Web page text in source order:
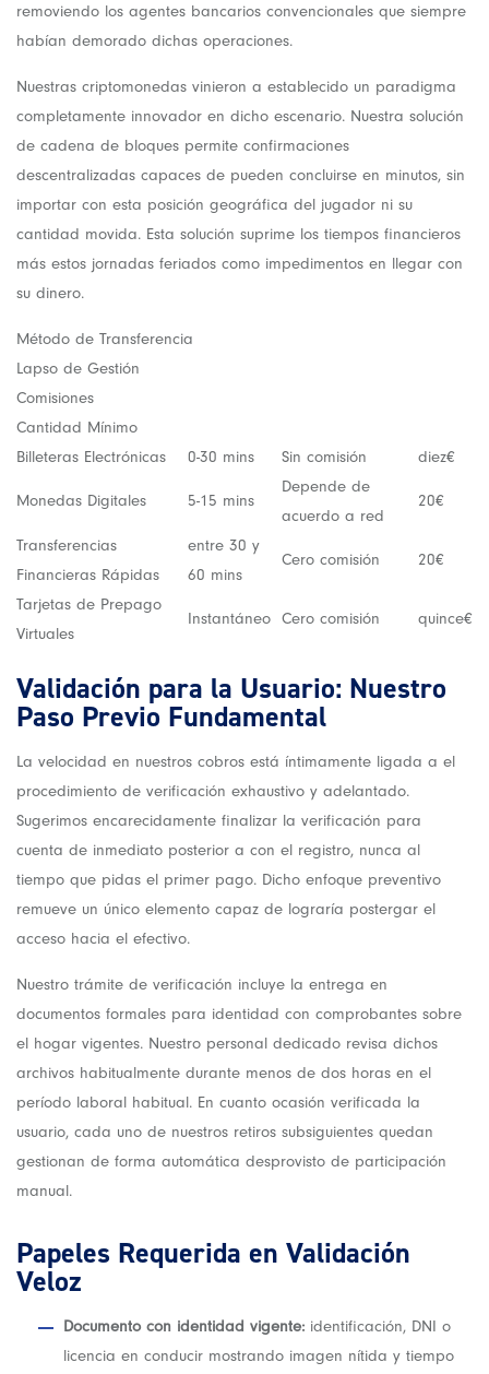
removiendo los agentes bancarios convencionales que siempre
habían demorado dichas operaciones.
Nuestras criptomonedas vinieron a establecido un paradigma
completamente innovador en dicho escenario. Nuestra solución
de cadena de bloques permite confirmaciones
descentralizadas capaces de pueden concluirse en minutos, sin
importar con esta posición geográfica del jugador ni su
cantidad movida. Esta solución suprime los tiempos financieros
más estos jornadas feriados como impedimentos en llegar con
su dinero.
Método de Transferencia
Lapso de Gestión
Comisiones
Cantidad Mínimo
Billeteras Electrónicas
0-30 mins Sin comisión diez€
Monedas Digitales 5-15 mins
Depende de
acuerdo a red
20€
Transferencias
Financieras Rápidas
entre 30 y
60 mins
Cero comisión 20€
Tarjetas de Prepago
Virtuales
Instantáneo Cero comisión quince€
Validación para la Usuario: Nuestro
Paso Previo Fundamental
La velocidad en nuestros cobros está íntimamente ligada a el
procedimiento de verificación exhaustivo y adelantado.
Sugerimos encarecidamente finalizar la verificación para
cuenta de inmediato posterior a con el registro, nunca al
tiempo que pidas el primer pago. Dicho enfoque preventivo
remueve un único elemento capaz de lograría postergar el
acceso hacia el efectivo.
Nuestro trámite de verificación incluye la entrega en
documentos formales para identidad con comprobantes sobre
el hogar vigentes. Nuestro personal dedicado revisa dichos
archivos habitualmente durante menos de dos horas en el
período laboral habitual. En cuanto ocasión verificada la
usuario, cada uno de nuestros retiros subsiguientes quedan
gestionan de forma automática desprovisto de participación
manual.
Papeles Requerida en Validación
Veloz
Documento con identidad vigente:identificación, DNI o
licencia en conducir mostrando imagen nítida y tiempo